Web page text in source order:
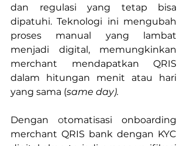
dan regulasi yang tetap bisa
dipatuhi. Teknologi ini mengubah
proses manual yang lambat
menjadi digital, memungkinkan
merchant mendapatkan QRIS
dalam hitungan menit atau hari
yang sama (same day).
Dengan otomatisasi onboarding
merchant QRIS bank dengan KYC